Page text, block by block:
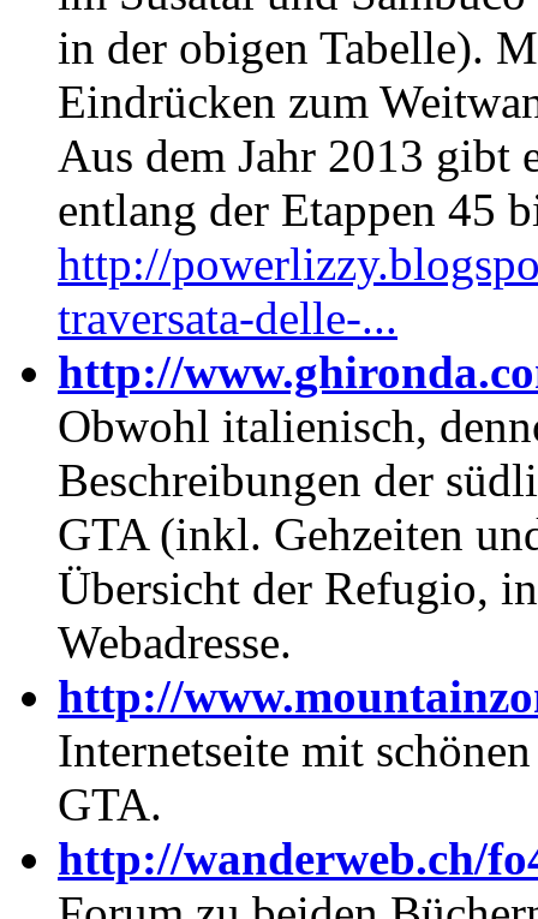
in der obigen Tabelle).
Eindrücken zum
Aus dem Jahr 2013 gibt
entlang der Etappen 45
http://
traversata-delle-...
http://
Obwohl italienisch,
Beschreibungen der
GTA (inkl. Gehzeiten
Übersicht der Refugio,
Webadresse.
http://
Internetseite mit
GTA.
http://wanderweb.ch/